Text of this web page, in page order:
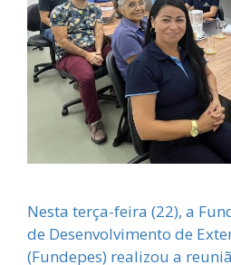
Nesta terça-feira (22), a
de Desenvolvimento de
(Fundepes) realizou a